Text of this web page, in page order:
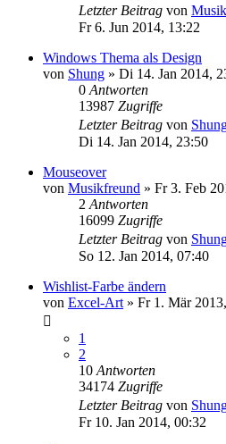
Letzter Beitrag von
Fr 6. Jun 2014, 13:22
Windows Thema als Design
von Shung » Di 14. Jan 2014,
0 Antworten
13987 Zugriffe
Letzter Beitrag von
Di 14. Jan 2014, 23:50
Mouseover
von Musikfreund » Fr 3. Feb
2 Antworten
16099 Zugriffe
Letzter Beitrag von
So 12. Jan 2014, 07:40
Wishlist-Farbe ändern
von Excel-Art » Fr 1. Mär
1
2
10 Antworten
34174 Zugriffe
Letzter Beitrag von
Fr 10. Jan 2014, 00:32